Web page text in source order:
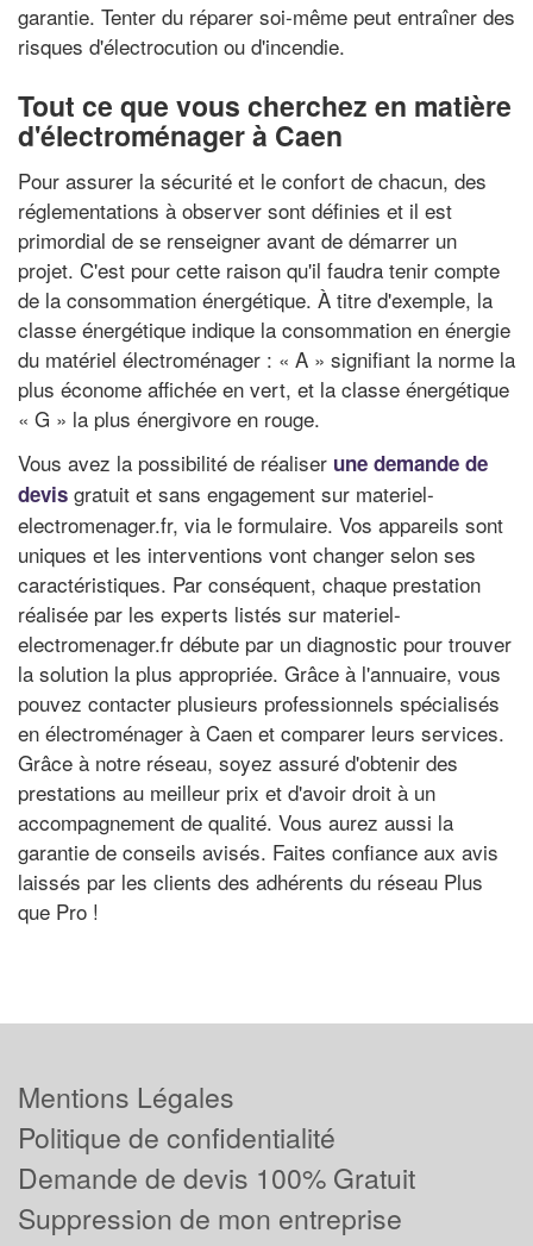
garantie. Tenter du réparer soi-même peut entraîner des
risques d'électrocution ou d'incendie.
Tout ce que vous cherchez en matière
d'électroménager à Caen
Pour assurer la sécurité et le confort de chacun, des
réglementations à observer sont définies et il est
primordial de se renseigner avant de démarrer un
projet. C'est pour cette raison qu'il faudra tenir compte
de la consommation énergétique. À titre d'exemple, la
classe énergétique indique la consommation en énergie
du matériel électroménager : « A » signifiant la norme la
plus économe affichée en vert, et la classe énergétique
« G » la plus énergivore en rouge.
Vous avez la possibilité de réaliser une demande de
devis gratuit et sans engagement sur materiel-
electromenager.fr, via le formulaire. Vos appareils sont
uniques et les interventions vont changer selon ses
caractéristiques. Par conséquent, chaque prestation
réalisée par les experts listés sur materiel-
electromenager.fr débute par un diagnostic pour trouver
la solution la plus appropriée. Grâce à l'annuaire, vous
pouvez contacter plusieurs professionnels spécialisés
en électroménager à Caen et comparer leurs services.
Grâce à notre réseau, soyez assuré d'obtenir des
prestations au meilleur prix et d'avoir droit à un
accompagnement de qualité. Vous aurez aussi la
garantie de conseils avisés. Faites confiance aux avis
laissés par les clients des adhérents du réseau Plus
que Pro !
Mentions Légales
Politique de confidentialité
Demande de devis 100% Gratuit
Suppression de mon entreprise